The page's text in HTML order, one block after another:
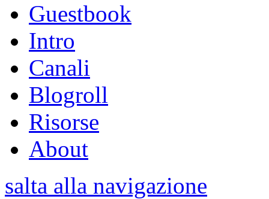
Guestbook
Intro
Canali
Blogroll
Risorse
About
salta alla navigazione